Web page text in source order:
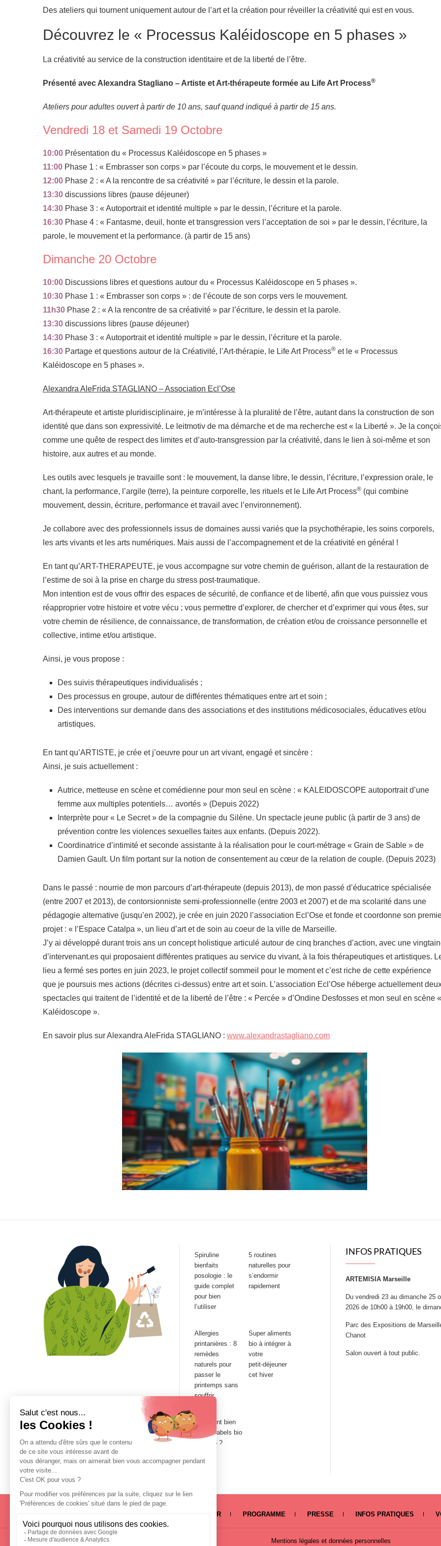
Des ateliers qui tournent uniquement autour de l’art et la création pour réveiller la créativité qui est en vous.
Découvrez le « Processus Kaléidoscope en 5 phases »
La créativité au service de la construction identitaire et de la liberté de l’être.
Présenté avec Alexandra Stagliano – Artiste et Art-thérapeute formée au Life Art Process®
Ateliers pour adultes ouvert à partir de 10 ans, sauf quand indiqué à partir de 15 ans.
Vendredi 18 et Samedi 19 Octobre
10:00 Présentation du « Processus Kaléidoscope en 5 phases »
11:00 Phase 1 : « Embrasser son corps » par l’écoute du corps, le mouvement et le dessin.
12:00 Phase 2 : « A la rencontre de sa créativité » par l’écriture, le dessin et la parole.
13:30 discussions libres (pause déjeuner)
14:30 Phase 3 : « Autoportrait et identité multiple » par le dessin, l’écriture et la parole.
16:30 Phase 4 : « Fantasme, deuil, honte et transgression vers l’acceptation de soi » par le dessin, l’écriture, la
parole, le mouvement et la performance. (à partir de 15 ans)
Dimanche 20 Octobre
10:00 Discussions libres et questions autour du « Processus Kaléidoscope en 5 phases ».
10:30 Phase 1 : « Embrasser son corps » : de l’écoute de son corps vers le mouvement.
11h30 Phase 2 : « A la rencontre de sa créativité » par l’écriture, le dessin et la parole.
13:30 discussions libres (pause déjeuner)
14:30 Phase 3 : « Autoportrait et identité multiple » par le dessin, l’écriture et la parole.
16:30 Partage et questions autour de la Créativité, l’Art-thérapie, le Life Art Process® et le « Processus
Kaléidoscope en 5 phases ».
Alexandra AleFrida STAGLIANO – Association Ecl’Ose
Art-thérapeute et artiste pluridisciplinaire, je m’intéresse à la pluralité de l’être, autant dans la construction de son
identité que dans son expressivité. Le leitmotiv de ma démarche et de ma recherche est « la Liberté ». Je la
comme une quête de respect des limites et d’auto-transgression par la créativité, dans le lien à soi-même et son
histoire, aux autres et au monde.
Les outils avec lesquels je travaille sont : le mouvement, la danse libre, le dessin, l’écriture, l’expression orale, le
chant, la performance, l’argile (terre), la peinture corporelle, les rituels et le Life Art Process® (qui combine
mouvement, dessin, écriture, performance et travail avec l’environnement).
Je collabore avec des professionnels issus de domaines aussi variés que la psychothérapie, les soins corporels,
les arts vivants et les arts numériques. Mais aussi de l’accompagnement et de la créativité en général !
En tant qu’ART-THERAPEUTE, je vous accompagne sur votre chemin de guérison, allant de la restauration de
l’estime de soi à la prise en charge du stress post-traumatique.
Mon intention est de vous offrir des espaces de sécurité, de confiance et de liberté, afin que vous puissiez vous
réapproprier votre histoire et votre vécu ; vous permettre d’explorer, de chercher et d’exprimer qui vous êtes, sur
votre chemin de résilience, de connaissance, de transformation, de création et/ou de croissance personnelle et
collective, intime et/ou artistique.
Ainsi, je vous propose :
Des suivis thérapeutiques individualisés ;
Des processus en groupe, autour de différentes thématiques entre art et soin ;
Des interventions sur demande dans des associations et des institutions médicosociales, éducatives et/ou
artistiques.
En tant qu’ARTISTE, je crée et j’oeuvre pour un art vivant, engagé et sincère :
Ainsi, je suis actuellement :
Autrice, metteuse en scène et comédienne pour mon seul en scène : « KALEIDOSCOPE autoportrait d’une
femme aux multiples potentiels… avortés » (Depuis 2022)
Interprète pour « Le Secret » de la compagnie du Silène. Un spectacle jeune public (à partir de 3 ans) de
prévention contre les violences sexuelles faites aux enfants. (Depuis 2022).
Coordinatrice d’intimité et seconde assistante à la réalisation pour le court-métrage « Grain de Sable » de
Damien Gault. Un film portant sur la notion de consentement au cœur de la relation de couple. (Depuis 2023)
Dans le passé : nourrie de mon parcours d’art-thérapeute (depuis 2013), de mon passé d’éducatrice spécialisée
(entre 2007 et 2013), de contorsionniste semi-professionnelle (entre 2003 et 2007) et de ma scolarité dans une
pédagogie alternative (jusqu’en 2002), je crée en juin 2020 l’association Ecl’Ose et fonde et coordonne son
projet : « l’Espace Catalpa », un lieu d’art et de soin au coeur de la ville de Marseille.
J’y ai développé durant trois ans un concept holistique articulé autour de cinq branches d’action, avec une
d’intervenant.es qui proposaient différentes pratiques au service du vivant, à la fois thérapeutiques et artistiques.
lieu a fermé ses portes en juin 2023, le projet collectif sommeil pour le moment et c’est riche de cette expérience
que je poursuis mes actions (décrites ci-dessus) entre art et soin. L’association Ecl’Ose héberge actuellement
spectacles qui traitent de l’identité et de la liberté de l’être : « Percée » d’Ondine Desfosses et mon seul en scène «
Kaléidoscope ».
En savoir plus sur Alexandra AleFrida STAGLIANO : www.alexandrastagliano.com
Spiruline
bienfaits
posologie : le
guide complet
pour bien
l’utiliser
5 routines
naturelles pour
s’endormir
rapidement
Allergies
printanières : 8
remèdes
naturels pour
passer le
printemps sans
souffrir
Super aliments
bio à intégrer à
votre
petit‑déjeuner
cet hiver
Comment bien
lire les labels bio
en 2026 ?
INFOS PRATIQUES
ARTEMISIA Marseille
Du vendredi 23 au dimanche 25
2026 de 10h00 à 19h00, le
Parc des Expositions de
Chanot
Salon ouvert à tout public.
EXPOSER PROGRAMME PRESSE INFOS PRATIQUES
Mentions légales et données personnelles